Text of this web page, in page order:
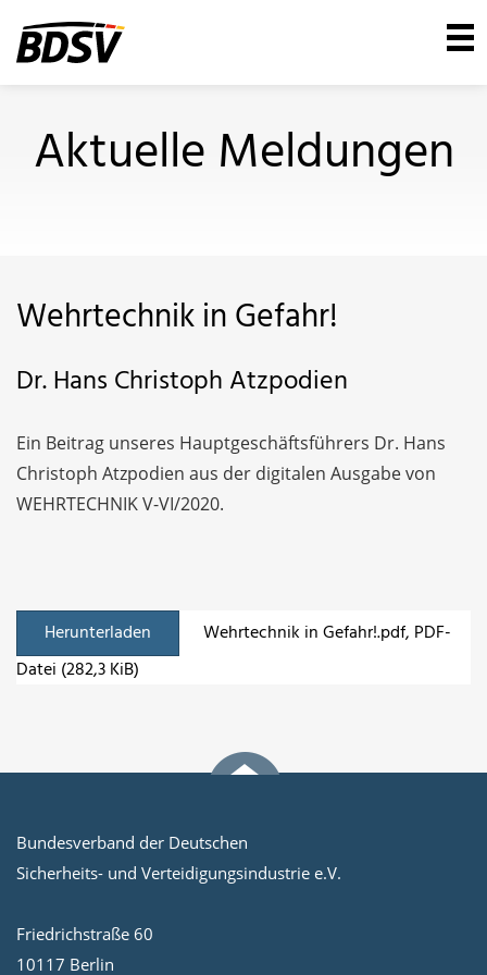
Aktuelle Meldungen
Wehrtechnik in Gefahr!
Dr. Hans Christoph Atzpodien
Ein Beitrag unseres Hauptgeschäftsführers Dr. Hans
Christoph Atzpodien aus der digitalen Ausgabe von
WEHRTECHNIK V-VI/2020.
Herunterladen Wehrtechnik in Gefahr!.pdf, PDF-
Datei (282,3 KiB)
Bundesverband der Deutschen
Sicherheits- und Verteidigungsindustrie e.V.
Friedrichstraße 60
10117 Berlin